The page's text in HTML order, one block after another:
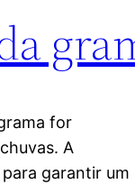
for
A
garantir um